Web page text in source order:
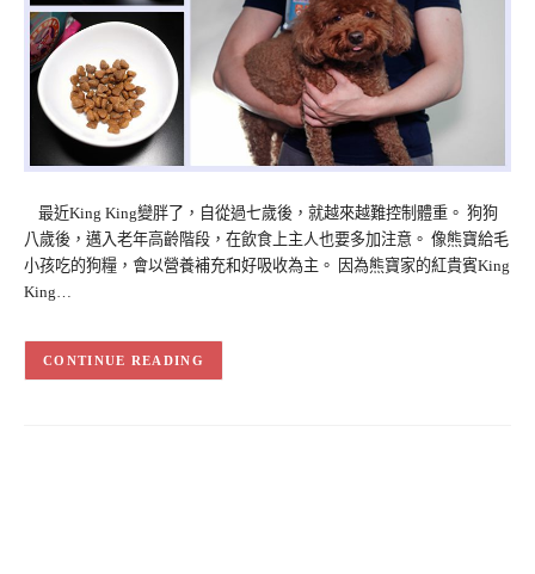
最近King King變胖了，自從過七歲後，就越來越難控制體重。 狗狗
八歲後，邁入老年高齡階段，在飲食上主人也要多加注意。 像熊寶給毛
小孩吃的狗糧，會以營養補充和好吸收為主。 因為熊寶家的紅貴賓King
King…
CONTINUE READING